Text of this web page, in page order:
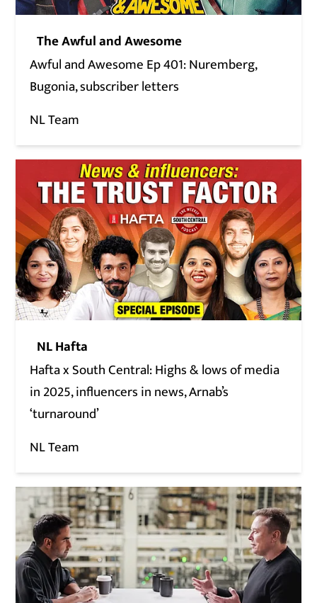
The Awful and Awesome
Awful and Awesome Ep 401: Nuremberg,
Bugonia, subscriber letters
NL Team
NL Hafta
Hafta x South Central: Highs & lows of media
in 2025, influencers in news, Arnab’s
‘turnaround’
NL Team